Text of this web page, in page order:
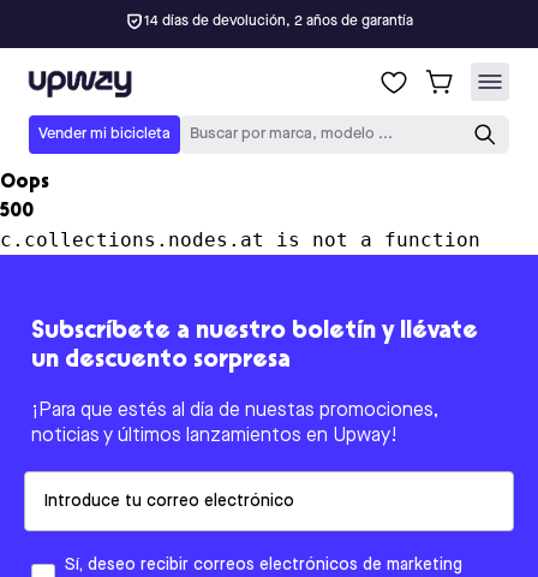
14 días de devolución, 2 años de garantía
Upway
Vender mi bicicleta Buscar por marca, modelo ...
Oops
500
c.collections.nodes.at is not a function
Subscríbete a nuestro boletín y llévate
un descuento sorpresa
¡Para que estés al día de nuestas promociones,
noticias y últimos lanzamientos en Upway!
Sí, deseo recibir correos electrónicos de marketing